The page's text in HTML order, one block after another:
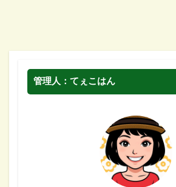
管理人：てぇこはん